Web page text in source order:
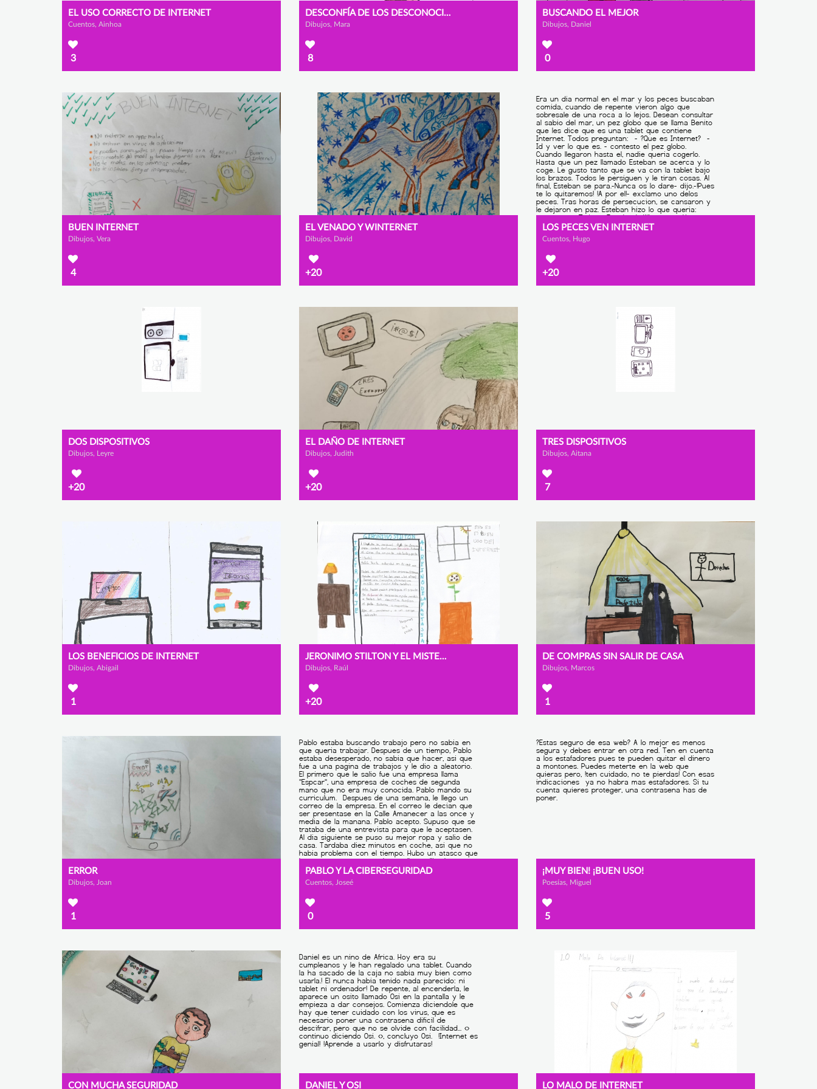
EL USO CORRECTO DE INTERNET
Cuentos, Ainhoa
3
DESCONFÍA DE LOS DESCONOCIDOS
Dibujos, Mara
8
BUSCANDO EL MEJOR
Dibujos, Daniel
0
BUEN INTERNET
Dibujos, Vera
4
EL VENADO Y WINTERNET
Dibujos, David
+20
LOS PECES VEN INTERNET
Cuentos, Hugo
+20
DOS DISPOSITIVOS
Dibujos, Leyre
+20
EL DAÑO DE INTERNET
Dibujos, Judith
+20
TRES DISPOSITIVOS
Dibujos, Aitana
7
LOS BENEFICIOS DE INTERNET
Dibujos, Abigail
1
JERONIMO STILTON Y EL MISTERIO DE INTERNET
Dibujos, Raúl
+20
DE COMPRAS SIN SALIR DE CASA
Dibujos, Marcos
1
ERROR
Dibujos, Joan
1
PABLO Y LA CIBERSEGURIDAD
Cuentos, Joseé
0
¡MUY BIEN! ¡BUEN USO!
Poesías, Miguel
5
CON MUCHA SEGURIDAD DANIEL Y OSI LO MALO DE INTERNET